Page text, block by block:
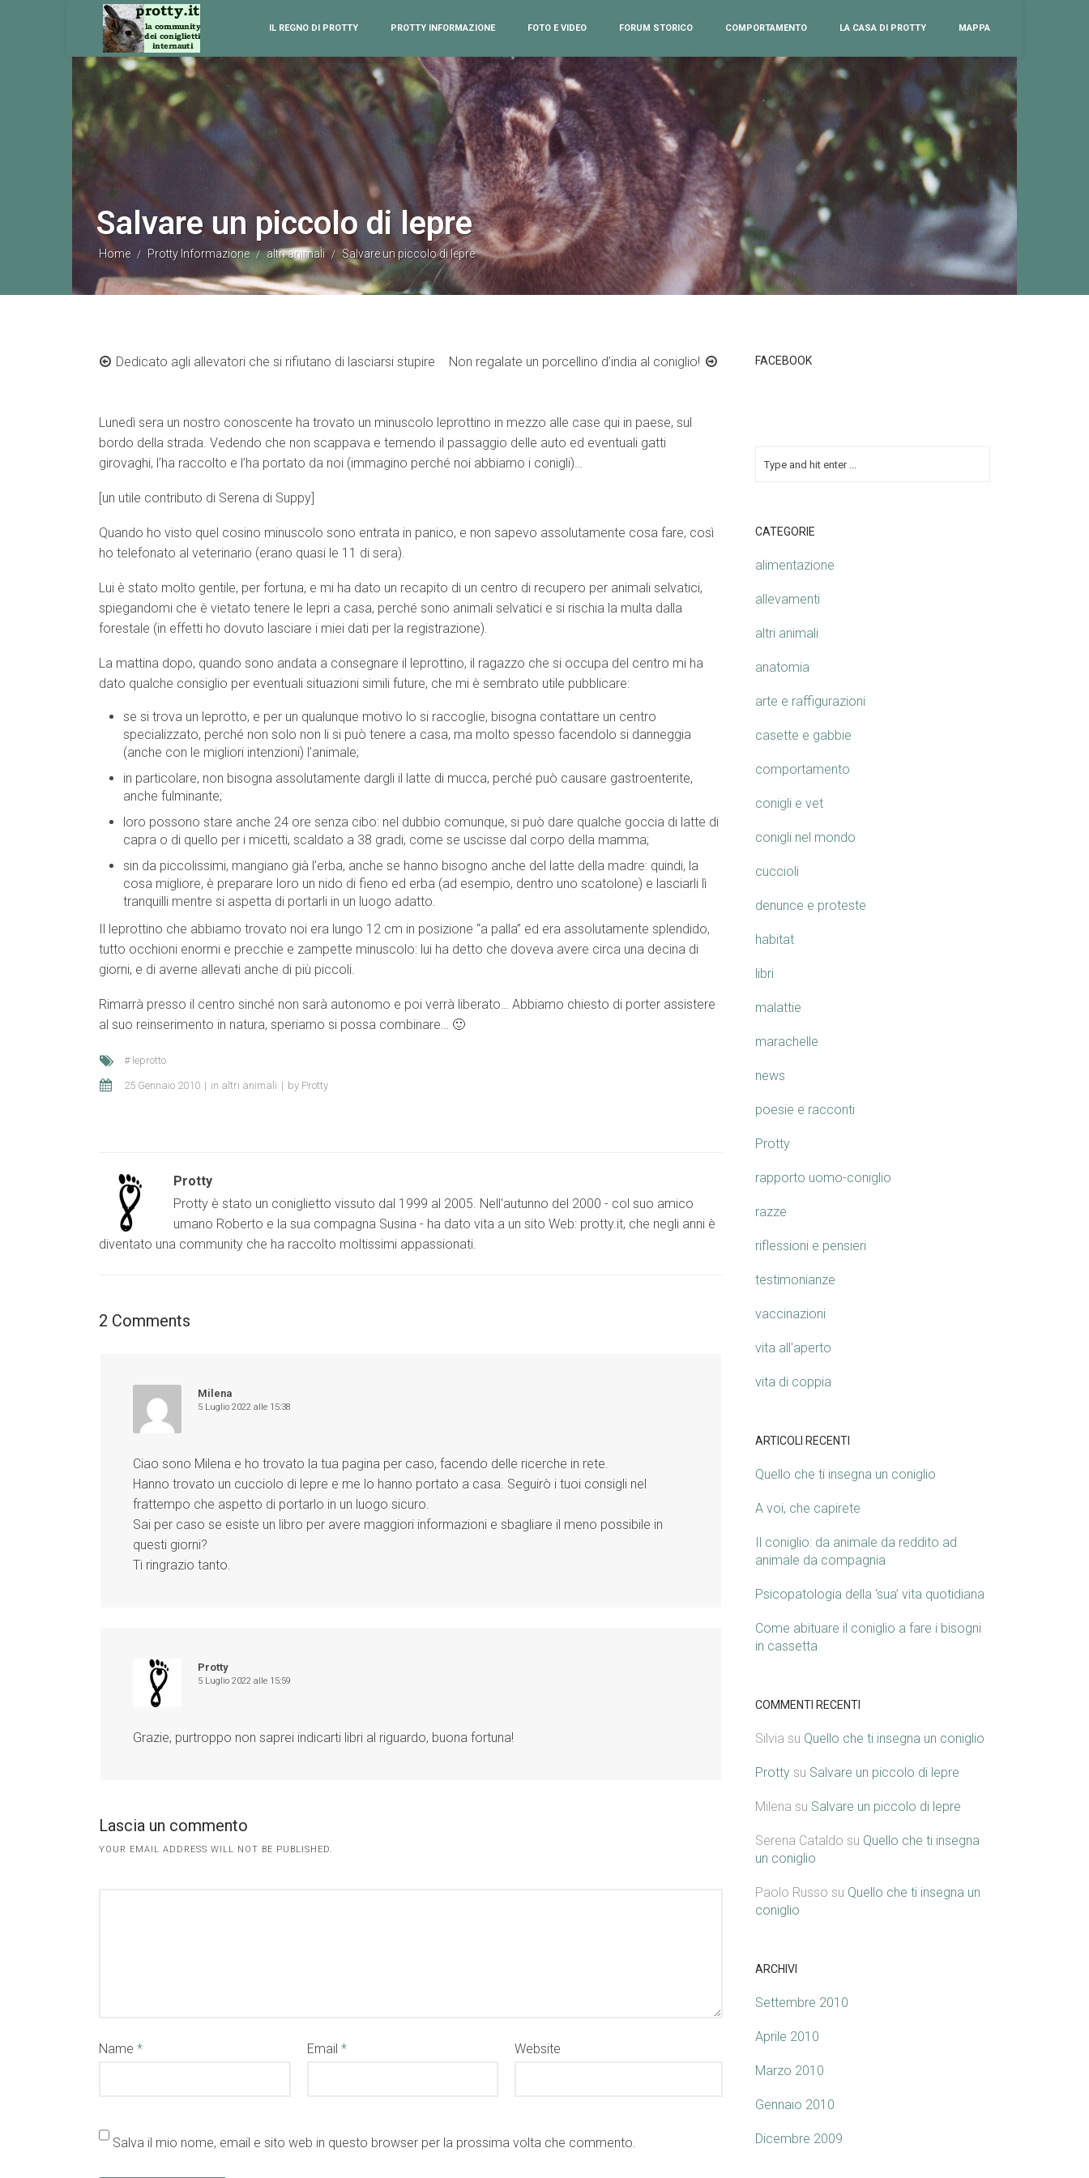
IL REGNO DI PROTTY PROTTY INFORMAZIONE FOTO E VIDEO FORUM STORICO COMPORTAMENTO LA CASA DI PROTTY MAPPA
Salvare un piccolo di lepre
Home / Protty Informazione / altri animali / Salvare un piccolo di lepre
Dedicato agli allevatori che si rifiutano di lasciarsi stupire Non regalate un porcellino d’india al coniglio!
Lunedì sera un nostro conoscente ha trovato un minuscolo leprottino in mezzo alle case qui in paese, sul
bordo della strada. Vedendo che non scappava e temendo il passaggio delle auto ed eventuali gatti
girovaghi, l’ha raccolto e l’ha portato da noi (immagino perché noi abbiamo i conigli)…
[un utile contributo di Serena di Suppy]
Quando ho visto quel cosino minuscolo sono entrata in panico, e non sapevo assolutamente cosa fare, così
ho telefonato al veterinario (erano quasi le 11 di sera).
Lui è stato molto gentile, per fortuna, e mi ha dato un recapito di un centro di recupero per animali selvatici,
spiegandomi che è vietato tenere le lepri a casa, perché sono animali selvatici e si rischia la multa dalla
forestale (in effetti ho dovuto lasciare i miei dati per la registrazione).
La mattina dopo, quando sono andata a consegnare il leprottino, il ragazzo che si occupa del centro mi ha
dato qualche consiglio per eventuali situazioni simili future, che mi è sembrato utile pubblicare:
se si trova un leprotto, e per un qualunque motivo lo si raccoglie, bisogna contattare un centro
specializzato, perché non solo non li si può tenere a casa, ma molto spesso facendolo si danneggia
(anche con le migliori intenzioni) l’animale;
in particolare, non bisogna assolutamente dargli il latte di mucca, perché può causare gastroenterite,
anche fulminante;
loro possono stare anche 24 ore senza cibo: nel dubbio comunque, si può dare qualche goccia di latte di
capra o di quello per i micetti, scaldato a 38 gradi, come se uscisse dal corpo della mamma;
sin da piccolissimi, mangiano già l’erba, anche se hanno bisogno anche del latte della madre: quindi, la
cosa migliore, è preparare loro un nido di fieno ed erba (ad esempio, dentro uno scatolone) e lasciarli lì
tranquilli mentre si aspetta di portarli in un luogo adatto.
Il leprottino che abbiamo trovato noi era lungo 12 cm in posizione “a palla” ed era assolutamente splendido,
tutto occhioni enormi e precchie e zampette minuscolo: lui ha detto che doveva avere circa una decina di
giorni, e di averne allevati anche di più piccoli.
Rimarrà presso il centro sinché non sarà autonomo e poi verrà liberato… Abbiamo chiesto di porter assistere
al suo reinserimento in natura, speriamo si possa combinare… 🙂
leprotto
25 Gennaio 2010 in altri animali by Protty
Protty
Protty è stato un coniglietto vissuto dal 1999 al 2005. Nell'autunno del 2000 - col suo amico
umano Roberto e la sua compagna Susina - ha dato vita a un sito Web: protty.it, che negli anni è
diventato una community che ha raccolto moltissimi appassionati.
2 Comments
Milena
5 Luglio 2022 alle 15:38
Ciao sono Milena e ho trovato la tua pagina per caso, facendo delle ricerche in rete.
Hanno trovato un cucciolo di lepre e me lo hanno portato a casa. Seguirò i tuoi consigli nel
frattempo che aspetto di portarlo in un luogo sicuro.
Sai per caso se esiste un libro per avere maggiori informazioni e sbagliare il meno possibile in
questi giorni?
Ti ringrazio tanto.
Protty
5 Luglio 2022 alle 15:59
Grazie, purtroppo non saprei indicarti libri al riguardo, buona fortuna!
Lascia un commento
YOUR EMAIL ADDRESS WILL NOT BE PUBLISHED.
Name * Email * Website
Salva il mio nome, email e sito web in questo browser per la prossima volta che commento.
FACEBOOK
CATEGORIE
alimentazione
allevamenti
altri animali
anatomia
arte e raffigurazioni
casette e gabbie
comportamento
conigli e vet
conigli nel mondo
cuccioli
denunce e proteste
habitat
libri
malattie
marachelle
news
poesie e racconti
Protty
rapporto uomo-coniglio
razze
riflessioni e pensieri
testimonianze
vaccinazioni
vita all'aperto
vita di coppia
ARTICOLI RECENTI
Quello che ti insegna un coniglio
A voi, che capirete
Il coniglio: da animale da reddito ad
animale da compagnia
Psicopatologia della ‘sua’ vita quotidiana
Come abituare il coniglio a fare i bisogni
in cassetta
COMMENTI RECENTI
Silvia su Quello che ti insegna un coniglio
Protty su Salvare un piccolo di lepre
Milena su Salvare un piccolo di lepre
Serena Cataldo su Quello che ti insegna
un coniglio
Paolo Russo su Quello che ti insegna un
coniglio
ARCHIVI
Settembre 2010
Aprile 2010
Marzo 2010
Gennaio 2010
Dicembre 2009